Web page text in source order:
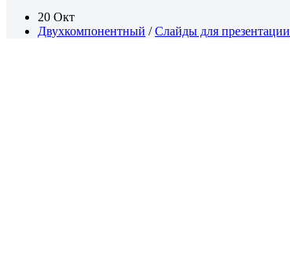
20 Окт
Двухкомпонентный /Слайды для презентации